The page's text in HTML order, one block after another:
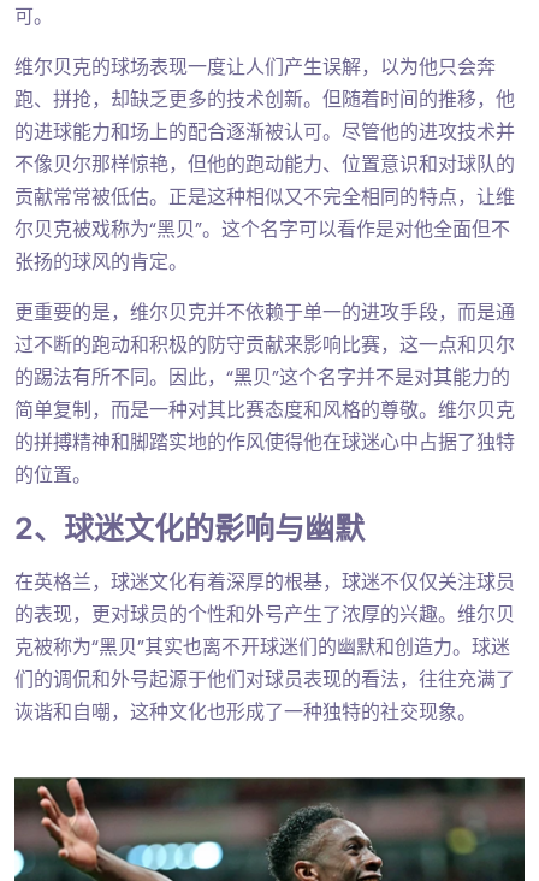
可。
维尔贝克的球场表现一度让人们产生误解，以为他只会奔
跑、拼抢，却缺乏更多的技术创新。但随着时间的推移，他
的进球能力和场上的配合逐渐被认可。尽管他的进攻技术并
不像贝尔那样惊艳，但他的跑动能力、位置意识和对球队的
贡献常常被低估。正是这种相似又不完全相同的特点，让维
尔贝克被戏称为“黑贝”。这个名字可以看作是对他全面但不
张扬的球风的肯定。
更重要的是，维尔贝克并不依赖于单一的进攻手段，而是通
过不断的跑动和积极的防守贡献来影响比赛，这一点和贝尔
的踢法有所不同。因此，“黑贝”这个名字并不是对其能力的
简单复制，而是一种对其比赛态度和风格的尊敬。维尔贝克
的拼搏精神和脚踏实地的作风使得他在球迷心中占据了独特
的位置。
2、球迷文化的影响与幽默
在英格兰，球迷文化有着深厚的根基，球迷不仅仅关注球员
的表现，更对球员的个性和外号产生了浓厚的兴趣。维尔贝
克被称为“黑贝”其实也离不开球迷们的幽默和创造力。球迷
们的调侃和外号起源于他们对球员表现的看法，往往充满了
诙谐和自嘲，这种文化也形成了一种独特的社交现象。